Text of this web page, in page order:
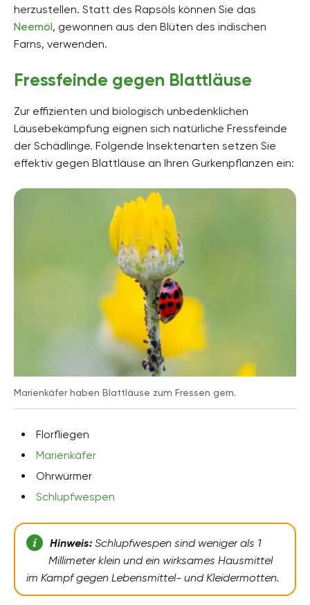
herzustellen. Statt des Rapsöls können Sie das
Neemöl, gewonnen aus den Blüten des indischen
Farns, verwenden.
Fressfeinde gegen Blattläuse
Zur effizienten und biologisch unbedenklichen
Läusebekämpfung eignen sich natürliche Fressfeinde
der Schädlinge. Folgende Insektenarten setzen Sie
effektiv gegen Blattläuse an Ihren Gurkenpflanzen ein:
Marienkäfer haben Blattläuse zum Fressen gern.
Florfliegen
Marienkäfer
Ohrwürmer
Schlupfwespen
Hinweis:Schlupfwespen sind weniger als 1
Millimeter klein und ein wirksames Hausmittel
im Kampf gegen Lebensmittel- und Kleidermotten.